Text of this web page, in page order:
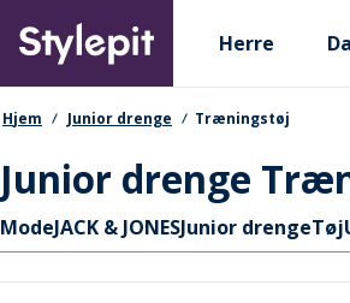
main
content
Primary departments
Herre
navigationssti
Hjem Junior drenge Træningstøj
Junior drenge
Hurtige links
ModeJACK & JONESJunior drengeTøj